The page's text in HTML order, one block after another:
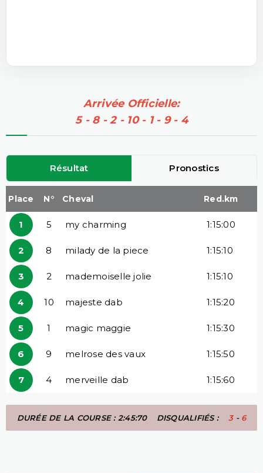
Arrivée Officielle:
5 - 8 - 2 - 10 - 1 - 9 - 4
Résultat Pronostics
Place N° Cheval Red.km
1 5 my charming 1:15:00
2 8 milady de la piece 1:15:10
3 2 mademoiselle jolie 1:15:10
4 10 majeste dab 1:15:20
5 1 magic maggie 1:15:30
6 9 melrose des vaux 1:15:50
7 4 merveille dab 1:15:60
DURÉE DE LA COURSE : 2:45:70 DISQUALIFIÉS :3- 6